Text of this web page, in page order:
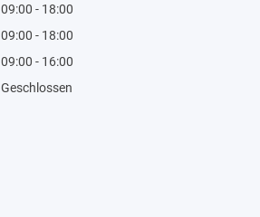
09:00 - 18:00
09:00 - 18:00
09:00 - 16:00
Geschlossen